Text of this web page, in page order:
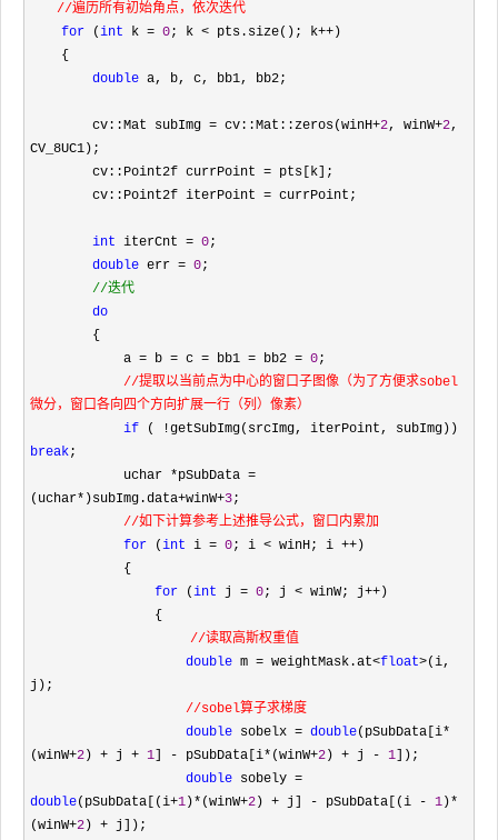
//遍历所有初始角点，依次迭代
for (int k = 0; k < pts.size(); k++ )
double a, b, c, bb1, bb2;
        cv::Mat subImg
= cv::Mat::zeros(winH+2, winW+2,
CV_8UC1);
        cv::Point2f currPoint
= pts[k];
        cv::Point2f iterPoint
= currPoint;
int iterCnt = 0;
double err = 0;
//迭代
do
            a
= b = c = bb1 = bb2 = 0;
//提取以当前点为中心的窗口子图像（为了方便求sobel
微分，窗口各向四个方向扩展一行（列）像素）
if
break;
            uchar
*pSubData =
(uchar*)subImg.data+winW+3;
//如下计算参考上述推导公式，窗口内累加
for (int i = 0; i < winH; i ++ )
for (int j = 0; j < winW; j++ )
                {
//读取高斯权重值
double m = weightMask.at<float>(i,
j);
//sobel算子求梯度
double sobelx = double(pSubData[i*
(winW+2 ) + j + 1 ] - pSubData[i*(winW+2 ) + j - 1 ]);
double
double(pSubData[(i+1 )*(winW+2 ) + j] - pSubData[(i - 1 )*
(winW+2 ) + j]);